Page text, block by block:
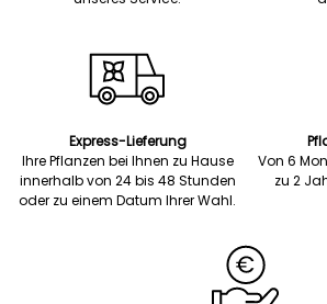
Express-Lieferung
Ihre Pflanzen bei Ihnen zu Hause
innerhalb von 24 bis 48 Stunden
oder zu einem Datum Ihrer Wahl.
Von 6
zu 2